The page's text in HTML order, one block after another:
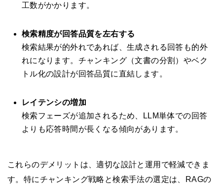
工数がかかります。
検索精度が回答品質を左右する
検索結果が的外れであれば、生成される回答も的外
れになります。チャンキング（文書の分割）やベク
トル化の設計が回答品質に直結します。
レイテンシの増加
検索フェーズが追加されるため、LLM単体での回答
よりも応答時間が長くなる傾向があります。
これらのデメリットは、適切な設計と運用で軽減できま
す。特にチャンキング戦略と検索手法の選定は、RAGの